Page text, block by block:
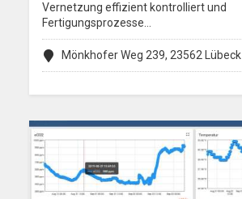
Vernetzung effizient kontrolliert und
Fertigungsprozesse…
Mönkhofer Weg 239, 23562 Lübeck